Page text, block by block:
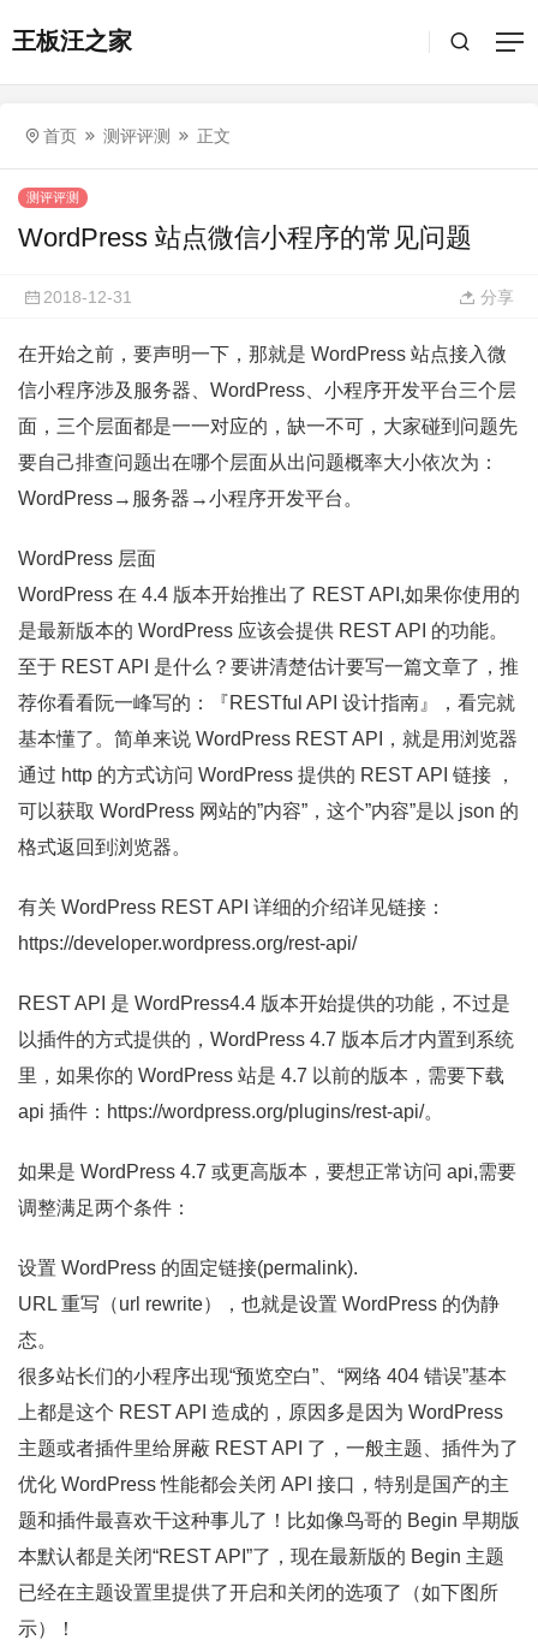
王板汪之家
首页 测评评测 正文
测评评测
WordPress 站点微信小程序的常见问题
2018-12-31 分享
在开始之前，要声明一下，那就是 WordPress 站点接入微
信小程序涉及服务器、WordPress、小程序开发平台三个层
面，三个层面都是一一对应的，缺一不可，大家碰到问题先
要自己排查问题出在哪个层面从出问题概率大小依次为：
WordPress→服务器→小程序开发平台。
WordPress 层面
WordPress 在 4.4 版本开始推出了 REST API,如果你使用的
是最新版本的 WordPress 应该会提供 REST API 的功能。
至于 REST API 是什么？要讲清楚估计要写一篇文章了，推
荐你看看阮一峰写的：『RESTful API 设计指南』，看完就
基本懂了。简单来说 WordPress REST API，就是用浏览器
通过 http 的方式访问 WordPress 提供的 REST API 链接 ，
可以获取 WordPress 网站的”内容”，这个”内容”是以 json 的
格式返回到浏览器。
有关 WordPress REST API 详细的介绍详见链接：
https://developer.wordpress.org/rest-api/
REST API 是 WordPress4.4 版本开始提供的功能，不过是
以插件的方式提供的，WordPress 4.7 版本后才内置到系统
里，如果你的 WordPress 站是 4.7 以前的版本，需要下载
api 插件：https://wordpress.org/plugins/rest-api/。
如果是 WordPress 4.7 或更高版本，要想正常访问 api,需要
调整满足两个条件：
设置 WordPress 的固定链接(permalink).
URL 重写（url rewrite），也就是设置 WordPress 的伪静
态。
很多站长们的小程序出现“预览空白”、“网络 404 错误”基本
上都是这个 REST API 造成的，原因多是因为 WordPress
主题或者插件里给屏蔽 REST API 了，一般主题、插件为了
优化 WordPress 性能都会关闭 API 接口，特别是国产的主
题和插件最喜欢干这种事儿了！比如像鸟哥的 Begin 早期版
本默认都是关闭“REST API”了，现在最新版的 Begin 主题
已经在主题设置里提供了开启和关闭的选项了（如下图所
示）！